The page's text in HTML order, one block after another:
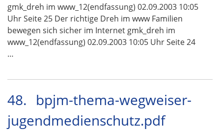
gmk_dreh im www_12(endfassung) 02.09.2003 10:05
Uhr Seite 25 Der richtige Dreh im www Familien
bewegen sich sicher im Internet gmk_dreh im
www_12(endfassung) 02.09.2003 10:05 Uhr Seite 24
…
48. bpjm-thema-wegweiser-
jugendmedienschutz.pdf